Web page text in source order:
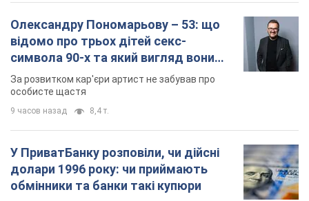
долари 1996 року: чи приймають
обмінники та банки такі купюри
приймають старі долари